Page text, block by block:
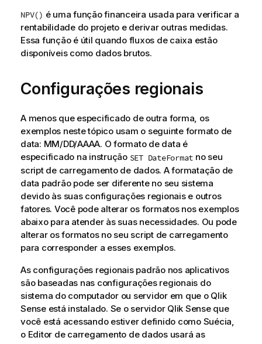
NPV() é uma função financeira usada para verificar a
rentabilidade do projeto e derivar outras medidas.
Essa função é útil quando fluxos de caixa estão
disponíveis como dados brutos.
Configurações regionais
A menos que especificado de outra forma, os
exemplos neste tópico usam o seguinte formato de
data: MM/DD/AAAA. O formato de data é
especificado na instrução SET DateFormat no seu
script de carregamento de dados. A formatação de
data padrão pode ser diferente no seu sistema
devido às suas configurações regionais e outros
fatores. Você pode alterar os formatos nos exemplos
abaixo para atender às suas necessidades. Ou pode
alterar os formatos no seu script de carregamento
para corresponder a esses exemplos.
As configurações regionais padrão nos aplicativos
são baseadas nas configurações regionais do
sistema do computador ou servidor em que o Qlik
Senseestá instalado. Se o servidor Qlik Senseque
você está acessando estiver definido como Suécia,
o Editor de carregamento de dados usará as